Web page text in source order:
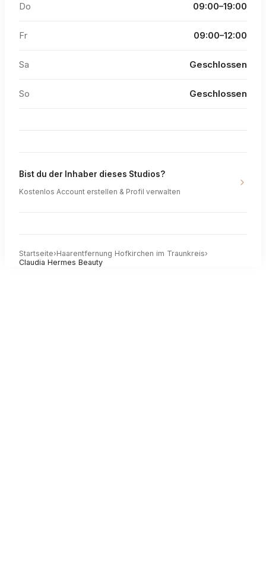
Do 09:00–19:00
Fr 09:00–12:00
Sa Geschlossen
So Geschlossen
Bist du der Inhaber dieses Studios?
Kostenlos Account erstellen & Profil verwalten
Startseite›Haarentfernung Hofkirchen im Traunkreis›
Claudia Hermes Beauty